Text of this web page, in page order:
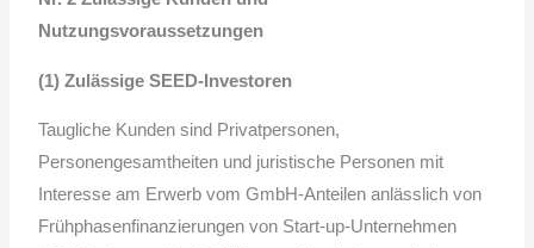
Nutzungsvoraussetzungen
(1) Zulässige SEED-Investoren
Taugliche Kunden sind Privatpersonen,
Personengesamtheiten und juristische Personen mit
Interesse am Erwerb vom GmbH-Anteilen anlässlich von
Frühphasenfinanzierungen von Start-up-Unternehmen